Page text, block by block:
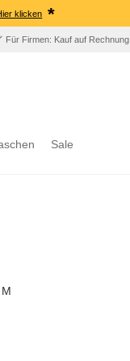
klicken *
Für Firmen: Kauf auf Rechnung
Sale